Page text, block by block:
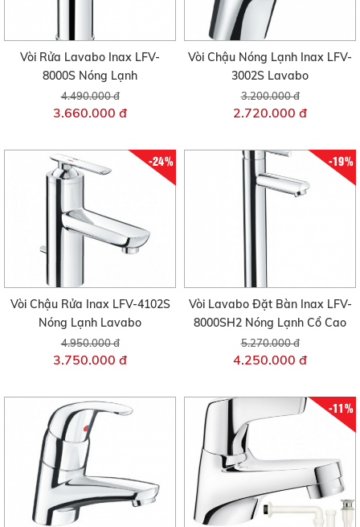
Vòi Rửa Lavabo Inax LFV-
8000S Nóng Lạnh
4.490.000 đ
3.660.000 đ
Vòi Chậu Nóng Lạnh Inax LFV-
3002S Lavabo
3.200.000 đ
2.720.000 đ
-24%
Vòi Chậu Rửa Inax LFV-4102S
Nóng Lạnh Lavabo
4.950.000 đ
3.750.000 đ
-19%
Vòi Lavabo Đặt Bàn Inax LFV-
8000SH2 Nóng Lạnh Cổ Cao
5.270.000 đ
4.250.000 đ
-11%